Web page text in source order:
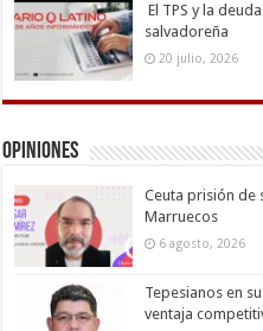
El TPS y la
salvadoreña
20 julio, 2026
Opiniones
Ceuta prisión de
Marruecos
6 agosto, 2026
Tepesianos en
ventaja